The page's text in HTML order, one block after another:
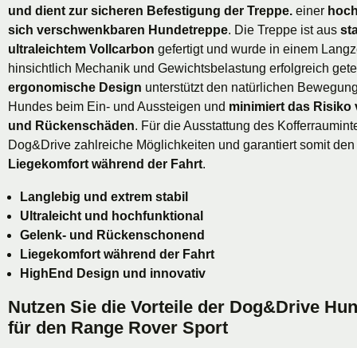
und dient zur sicheren Befestigung der Treppe. einer
sich verschwenkbaren Hundetreppe. Die Treppe ist aus
ultraleichtem Vollcarbon gefertigt und wurde in einem
hinsichtlich Mechanik und Gewichtsbelastung erfolgreich
ergonomische Design unterstützt den natürlichen
Hundes beim Ein- und Aussteigen und minimiert das Risiko
und Rückenschäden. Für die Ausstattung des
Dog&Drive zahlreiche Möglichkeiten und garantiert somit den
Liegekomfort während der Fahrt.
Langlebig und extrem stabil
Ultraleicht und hochfunktional
Gelenk- und Rückenschonend
Liegekomfort während der Fahrt
HighEnd Design und innovativ
Nutzen Sie die Vorteile der Dog&Drive
für den Range Rover Sport